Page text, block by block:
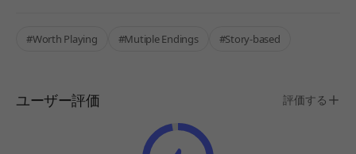
#Worth Playing #Mutiple Endings #Story-based
ユーザー評価 評価する